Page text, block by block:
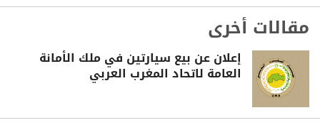
مقالات أخرى
إعلان عن بيع سيارتين في ملك الأمانة
العامة لاتحاد المغرب العربي